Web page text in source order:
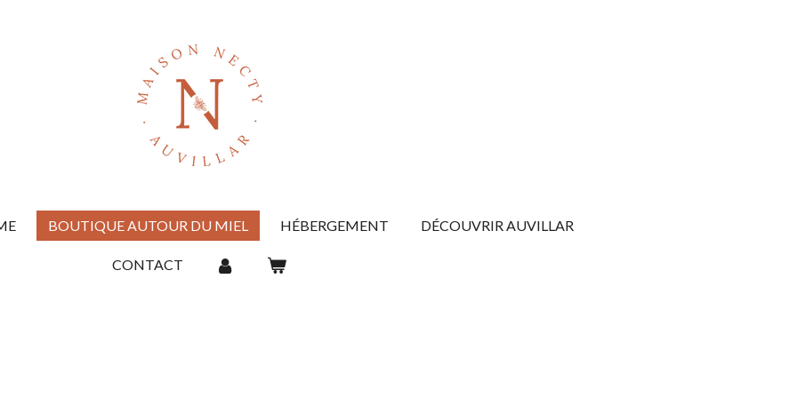
BOUTIQUE AUTOUR DU MIEL HÉBERGEMENT DÉCOUVRIR AUVILLAR
CONTACT